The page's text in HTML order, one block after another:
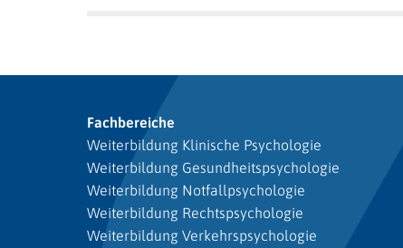
Fachbereiche
Weiterbildung Klinische Psychologie
Weiterbildung Gesundheitspsychologie
Weiterbildung Notfallpsychologie
Weiterbildung Rechtspsychologie
Weiterbildung Verkehrspsychologie